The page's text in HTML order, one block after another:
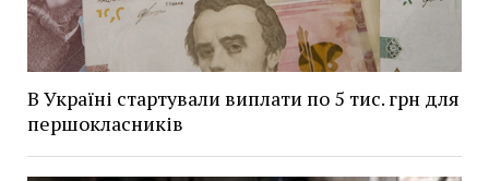
В Україні стартували виплати по 5 тис. грн для
першокласників